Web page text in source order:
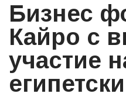
Бизнес
Кайро с
участие